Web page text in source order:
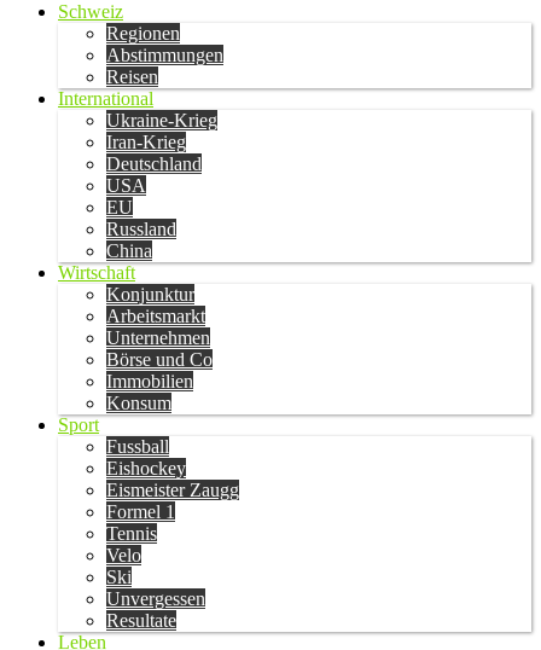
Schweiz
Regionen
Abstimmungen
Reisen
International
Ukraine-Krieg
Iran-Krieg
Deutschland
USA
EU
Russland
China
Wirtschaft
Konjunktur
Arbeitsmarkt
Unternehmen
Börse und Co
Immobilien
Konsum
Sport
Fussball
Eishockey
Eismeister Zaugg
Formel 1
Tennis
Velo
Ski
Unvergessen
Resultate
Leben